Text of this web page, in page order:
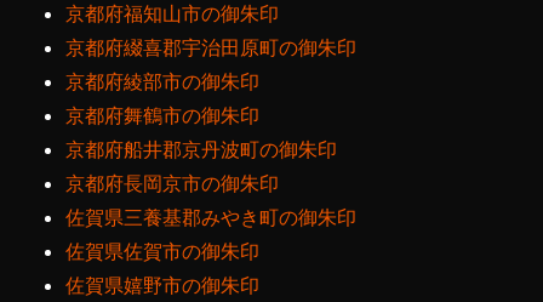
京都府福知山市の御朱印
京都府綴喜郡宇治田原町の御朱印
京都府綾部市の御朱印
京都府舞鶴市の御朱印
京都府船井郡京丹波町の御朱印
京都府長岡京市の御朱印
佐賀県三養基郡みやき町の御朱印
佐賀県佐賀市の御朱印
佐賀県嬉野市の御朱印